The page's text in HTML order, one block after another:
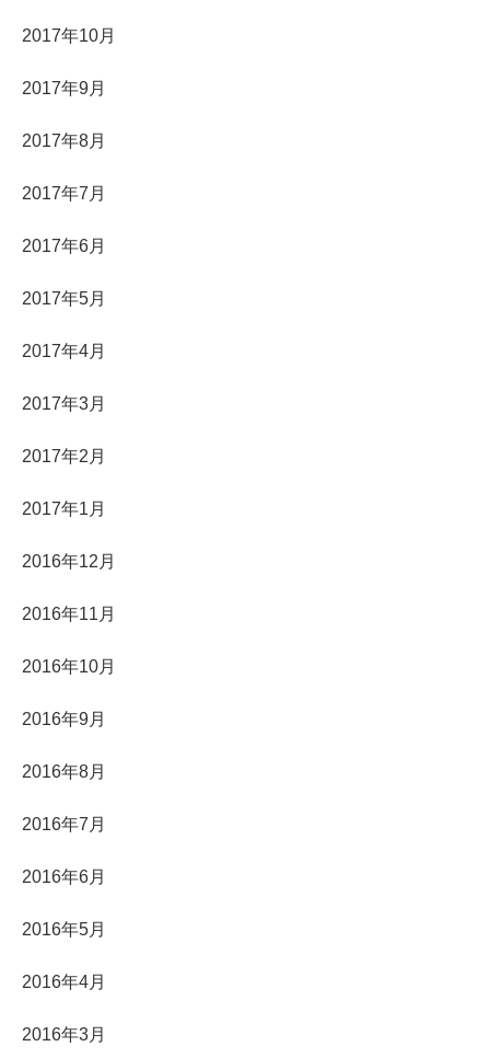
2017年10月
2017年9月
2017年8月
2017年7月
2017年6月
2017年5月
2017年4月
2017年3月
2017年2月
2017年1月
2016年12月
2016年11月
2016年10月
2016年9月
2016年8月
2016年7月
2016年6月
2016年5月
2016年4月
2016年3月